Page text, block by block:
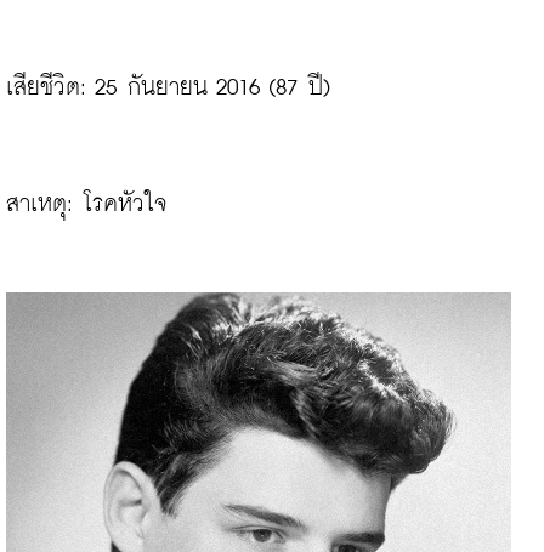
เสียชีวิต: 25 กันยายน 2016 (87 ปี)
สาเหตุ: โรคหัวใจ